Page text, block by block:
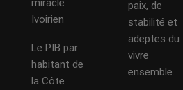
miracle
Ivoirien
Le PIB par
habitant de
la Côte
paix, de
stabilité et
adeptes du
vivre
ensemble.